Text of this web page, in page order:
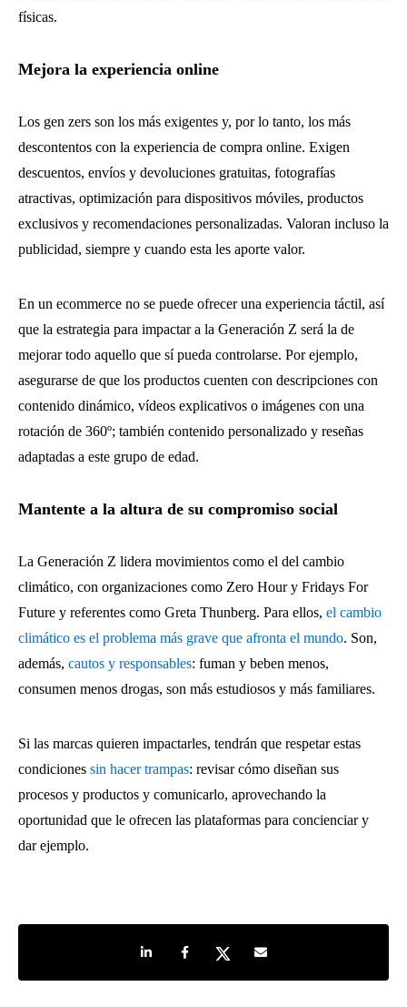
físicas.
Mejora la experiencia online
Los gen zers son los más exigentes y, por lo tanto, los más
descontentos con la experiencia de compra online. Exigen
descuentos, envíos y devoluciones gratuitas, fotografías
atractivas, optimización para dispositivos móviles, productos
exclusivos y recomendaciones personalizadas. Valoran incluso la
publicidad, siempre y cuando esta les aporte valor.
En un ecommerce no se puede ofrecer una experiencia táctil, así
que la estrategia para impactar a la Generación Z será la de
mejorar todo aquello que sí pueda controlarse. Por ejemplo,
asegurarse de que los productos cuenten con descripciones con
contenido dinámico, vídeos explicativos o imágenes con una
rotación de 360º; también contenido personalizado y reseñas
adaptadas a este grupo de edad.
Mantente a la altura de su compromiso social
La Generación Z lidera movimientos como el del cambio
climático, con organizaciones como Zero Hour y Fridays For
Future y referentes como Greta Thunberg. Para ellos, el cambio
climático es el problema más grave que afronta el mundo. Son,
además, cautos y responsables: fuman y beben menos,
consumen menos drogas, son más estudiosos y más familiares.
Si las marcas quieren impactarles, tendrán que respetar estas
condiciones sin hacer trampas: revisar cómo diseñan sus
procesos y productos y comunicarlo, aprovechando la
oportunidad que le ofrecen las plataformas para concienciar y
dar ejemplo.
Share on LinkedIn
Share on Facebook
Share on TwitterShare by e-mail